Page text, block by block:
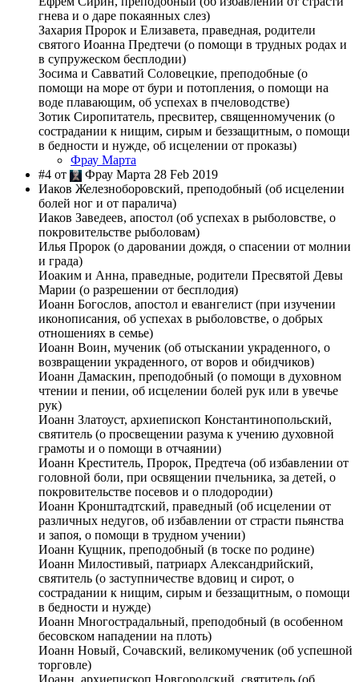
гнева и о даре покаянных слез)
Захария Пророк и Елизавета, праведная, родители
святого Иоанна Предтечи (о помощи в трудных родах и
в супружеском бесплодии)
Зосима и Савватий Соловецкие, преподобные (о
помощи на море от бури и потопления, о помощи на
воде плавающим, об успехах в пчеловодстве)
Зотик Сиропитатель, пресвитер, священномученик (о
сострадании к нищим, сирым и беззащитным, о помощи
в бедности и нужде, об исцелении от проказы)
Фрау Марта
#4 от
Фрау Марта 28 Feb 2019
Иаков Железноборовский, преподобный (об исцелении
болей ног и от паралича)
Иаков Заведеев, апостол (об успехах в рыболовстве, о
покровительстве рыболовам)
Илья Пророк (о даровании дождя, о спасении от молнии
и града)
Иоаким и Анна, праведные, родители Пресвятой Девы
Марии (о разрешении от бесплодия)
Иоанн Богослов, апостол и евангелист (при изучении
иконописания, об успехах в рыболовстве, о добрых
отношениях в семье)
Иоанн Воин, мученик (об отыскании украденного, о
возвращении украденного, от воров и обидчиков)
Иоанн Дамаскин, преподобный (о помощи в духовном
чтении и пении, об исцелении болей рук или в увечье
рук)
Иоанн Златоуст, архиепископ Константинопольский,
святитель (о просвещении разума к учению духовной
грамоты и о помощи в отчаянии)
Иоанн Креститель, Пророк, Предтеча (об избавлении от
головной боли, при освящении пчельника, за детей, о
покровительстве посевов и о плодородии)
Иоанн Кронштадтский, праведный (об исцелении от
различных недугов, об избавлении от страсти пьянства
и запоя, о помощи в трудном учении)
Иоанн Кущник, преподобный (в тоске по родине)
Иоанн Милостивый, патриарх Александрийский,
святитель (о заступничестве вдовиц и сирот, о
сострадании к нищим, сирым и беззащитным, о помощи
в бедности и нужде)
Иоанн Многострадальный, преподобный (в особенном
бесовском нападении на плоть)
Иоанн Новый, Сочавский, великомученик (об успешной
торговле)